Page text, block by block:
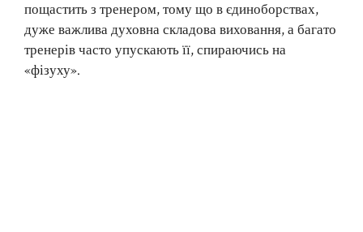
пощастить з тренером, тому що в єдиноборствах,
дуже важлива духовна складова виховання, а багато
тренерів часто упускають її, спираючись на
«фізуху».